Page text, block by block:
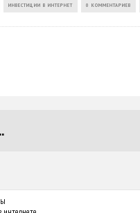
ИНВЕСТИЦИИ В ИНТЕРНЕТ 0 КОММЕНТАРИЕВ